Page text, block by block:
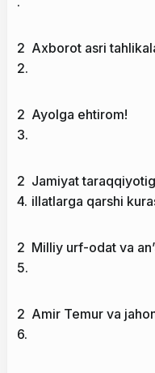
2
2.
Axborot asri
2
3.
Ayolga ehtirom!
2
4.
Jamiyat
illatlarga qarshi
2
5.
Milliy urf-odat va
2
6.
Amir Temur va